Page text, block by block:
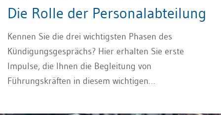
Die Rolle der Personalabteilung
Kennen Sie die drei wichtigsten Phasen des
Kündigungsgesprächs? Hier erhalten Sie erste
Impulse, die Ihnen die Begleitung von
Führungskräften in diesem wichtigen